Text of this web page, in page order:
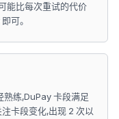
能比每次重试的代价
可。
练,DuPay 卡段满足
卡段变化,出现 2 次以